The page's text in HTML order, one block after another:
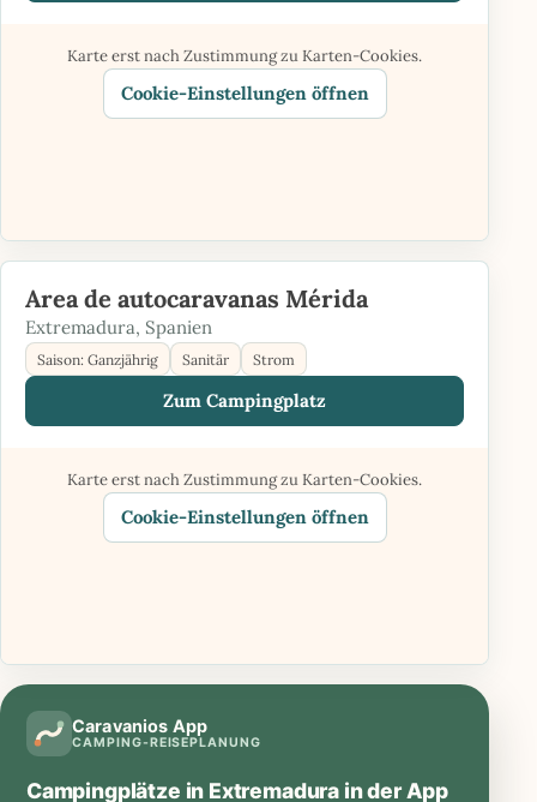
Karte erst nach Zustimmung zu Karten-Cookies.
Cookie-Einstellungen öffnen
Area de autocaravanas Mérida
Extremadura, Spanien
Saison: Ganzjährig Sanitär Strom
Zum Campingplatz
Karte erst nach Zustimmung zu Karten-Cookies.
Cookie-Einstellungen öffnen
Caravanios App
CAMPING-REISEPLANUNG
Campingplätze in Extremadura in der App